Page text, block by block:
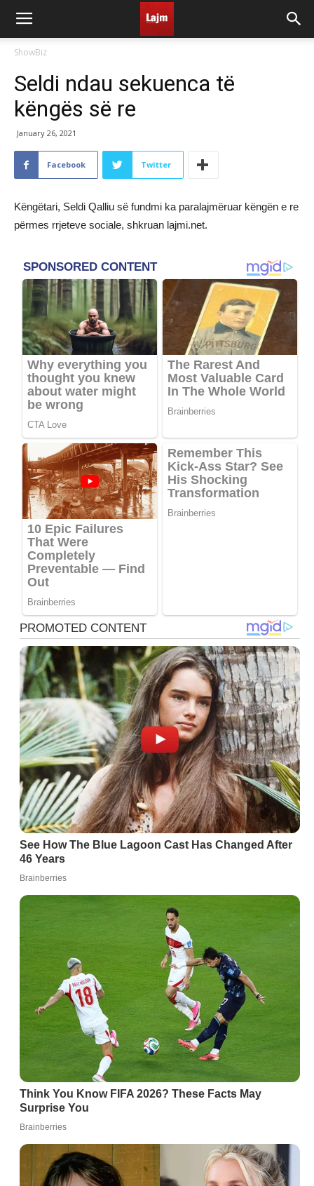
ShowBiz
Seldi ndau sekuenca të
këngës së re
January 26, 2021
Facebook Twitter
Këngëtari, Seldi Qalliu së fundmi ka paralajmëruar këngën e re
përmes rrjeteve sociale, shkruan lajmi.net.